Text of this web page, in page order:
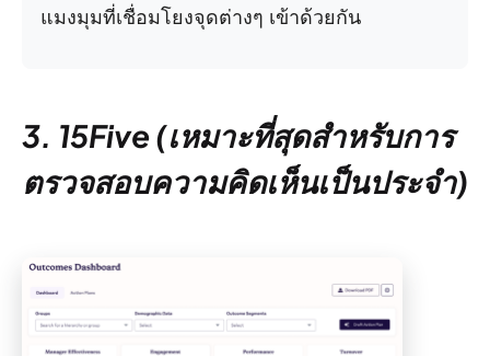
แมงมุมที่เชื่อมโยงจุดต่างๆ เข้าด้วยกัน
3. 15Five (เหมาะที่สุดสำหรับการ
ตรวจสอบความคิดเห็นเป็นประจำ)